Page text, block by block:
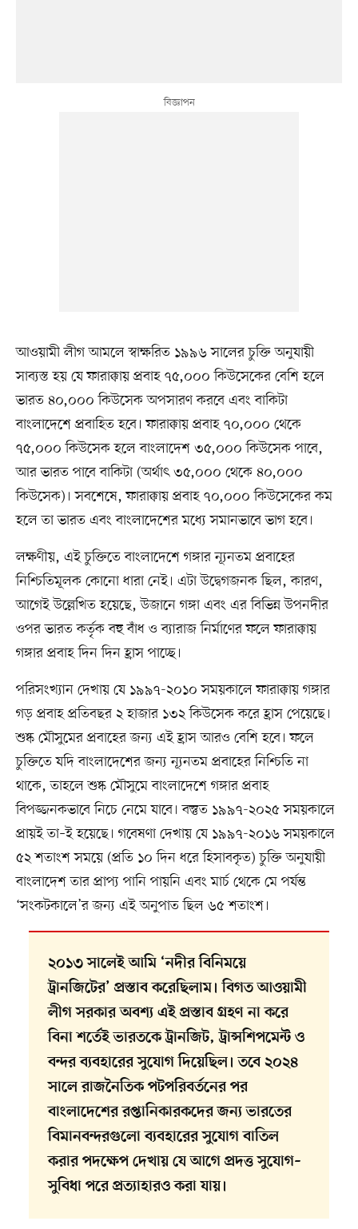
আওয়ামী লীগ আমলে স্বাক্ষরিত ১৯৯৬ সালের চুক্তি অনুযায়ী
সাব্যস্ত হয় যে ফারাক্কায় প্রবাহ ৭৫,০০০ কিউসেকের বেশি হলে
ভারত ৪০,০০০ কিউসেক অপসারণ করবে এবং বাকিটা
বাংলাদেশে প্রবাহিত হবে। ফারাক্কায় প্রবাহ ৭০,০০০ থেকে
৭৫,০০০ কিউসেক হলে বাংলাদেশ ৩৫,০০০ কিউসেক পাবে,
আর ভারত পাবে বাকিটা (অর্থাৎ ৩৫,০০০ থেকে ৪০,০০০
কিউসেক)। সবশেষে, ফারাক্কায় প্রবাহ ৭০,০০০ কিউসেকের কম
হলে তা ভারত এবং বাংলাদেশের মধ্যে সমানভাবে ভাগ হবে।
লক্ষণীয়, এই চুক্তিতে বাংলাদেশে গঙ্গার ন্যূনতম প্রবাহের
নিশ্চিতিমূলক কোনো ধারা নেই। এটা উদ্বেগজনক ছিল, কারণ,
আগেই উল্লেখিত হয়েছে, উজানে গঙ্গা এবং এর বিভিন্ন উপনদীর
ওপর ভারত কর্তৃক বহু বাঁধ ও ব্যারাজ নির্মাণের ফলে ফারাক্কায়
গঙ্গার প্রবাহ দিন দিন হ্রাস পাচ্ছে।
পরিসংখ্যান দেখায় যে ১৯৯৭-২০১০ সময়কালে ফারাক্কায় গঙ্গার
গড় প্রবাহ প্রতিবছর ২ হাজার ১৩২ কিউসেক করে হ্রাস পেয়েছে।
শুষ্ক মৌসুমের প্রবাহের জন্য এই হ্রাস আরও বেশি হবে। ফলে
চুক্তিতে যদি বাংলাদেশের জন্য ন্যূনতম প্রবাহের নিশ্চিতি না
থাকে, তাহলে শুষ্ক মৌসুমে বাংলাদেশে গঙ্গার প্রবাহ
বিপজ্জনকভাবে নিচে নেমে যাবে। বস্তুত ১৯৯৭-২০২৫ সময়কালে
প্রায়ই তা–ই হয়েছে। গবেষণা দেখায় যে ১৯৯৭-২০১৬ সময়কালে
৫২ শতাংশ সময়ে (প্রতি ১০ দিন ধরে হিসাবকৃত) চুক্তি অনুযায়ী
বাংলাদেশ তার প্রাপ্য পানি পায়নি এবং মার্চ থেকে মে পর্যন্ত
‘সংকটকালে’র জন্য এই অনুপাত ছিল ৬৫ শতাংশ।
২০১৩ সালেই আমি ‘নদীর বিনিময়ে
ট্রানজিটের’ প্রস্তাব করেছিলাম। বিগত আওয়ামী
লীগ সরকার অবশ্য এই প্রস্তাব গ্রহণ না করে
বিনা শর্তেই ভারতকে ট্রানজিট, ট্রান্সশিপমেন্ট ও
বন্দর ব্যবহারের সুযোগ দিয়েছিল। তবে ২০২৪
সালে রাজনৈতিক পটপরিবর্তনের পর
বাংলাদেশের রপ্তানিকারকদের জন্য ভারতের
বিমানবন্দরগুলো ব্যবহারের সুযোগ বাতিল
করার পদক্ষেপ দেখায় যে আগে প্রদত্ত সুযোগ–
সুবিধা পরে প্রত্যাহারও করা যায়।